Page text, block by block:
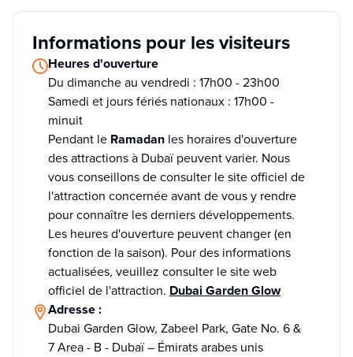
Informations pour les visiteurs
Heures d'ouverture
Du dimanche au vendredi : 17h00 - 23h00
Samedi et jours fériés nationaux : 17h00 -
minuit
Pendant le Ramadan les horaires d'ouverture
des attractions à Dubaï peuvent varier. Nous
vous conseillons de consulter le site officiel de
l'attraction concernée avant de vous y rendre
pour connaître les derniers développements.
Les heures d'ouverture peuvent changer (en
fonction de la saison). Pour des informations
actualisées, veuillez consulter le site web
officiel de l'attraction. Dubai Garden Glow
Adresse :
Dubai Garden Glow, Zabeel Park, Gate No. 6 &
7 Area - B - Dubaï – Émirats arabes unis